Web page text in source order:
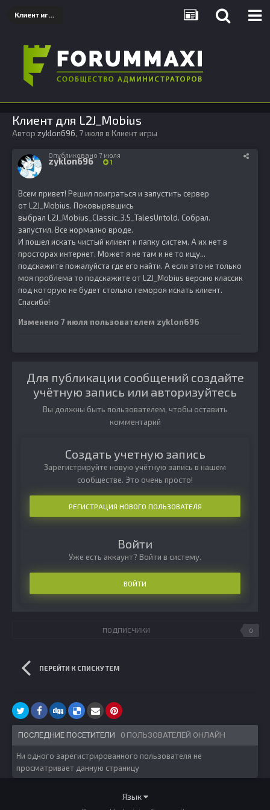
Клиент игры
Клиент для L2J_Mobius
Автор zyklon696, 7 июля в Клиент игры
zyklon696 1
Опубликовано 7 июля
Всем привет! Решил поиграться и запустить сервер
от L2J_Mobius. Поковырявшись
выбрал L2J_Mobius_Classic_3.5_TalesUntold. Собрал.
запустил. Все нормално вроде.
И пошел искать чистый клиент и папку систем. А их нет в
просторах интернет. Может я не там и не то ищу...
подскажите пожалуйста где его найти. А если это не только
моя проблема то подскажите от L2J_Mobius версию классик
под которую не будет столько гемороя искать клиент.
Спасибо!
Изменено 7 июля пользователем zyklon696
Для публикации сообщений создайте
учётную запись или авторизуйтесь
Вы должны быть пользователем, чтобы оставить
комментарий
Создать учетную запись
Зарегистрируйте новую учётную запись в нашем
сообществе. Это очень просто!
РЕГИСТРАЦИЯ НОВОГО ПОЛЬЗОВАТЕЛЯ
Войти
Уже есть аккаунт? Войти в систему.
ВОЙТИ
ПОДПИСЧИКИ 0
ПЕРЕЙТИ К СПИСКУ ТЕМ
ПОСЛЕДНИЕ ПОСЕТИТЕЛИ 0 ПОЛЬЗОВАТЕЛЕЙ ОНЛАЙН
Ни одного зарегистрированного пользователя не
просматривает данную страницу
Язык